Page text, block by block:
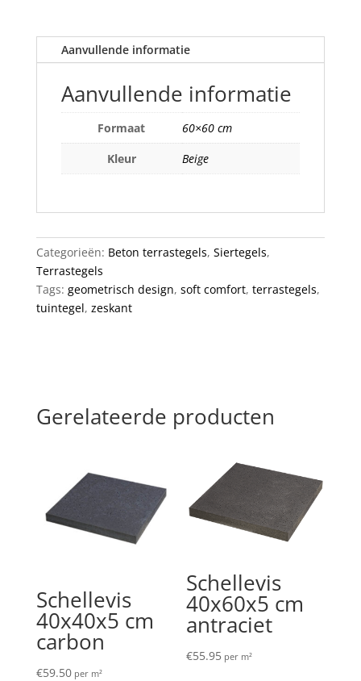
Aanvullende informatie
Aanvullende informatie
Formaat
60×60 cm
Kleur
Beige
Categorieën: Beton terrastegels, Siertegels,
Terrastegels
Tags: geometrisch design, soft comfort, terrastegels,
tuintegel, zeskant
Gerelateerde producten
Schellevis
40x40x5 cm
carbon
€59.50per m²
Schellevis
40x60x5 cm
antraciet
€55.95 per m²